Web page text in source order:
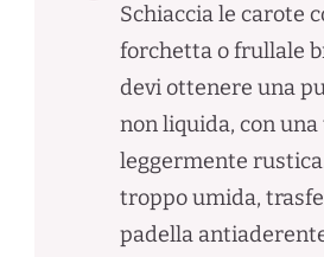
Schiaccia le carote
forchetta o frullale
devi ottenere una
non liquida, con
leggermente
troppo umida,
padella